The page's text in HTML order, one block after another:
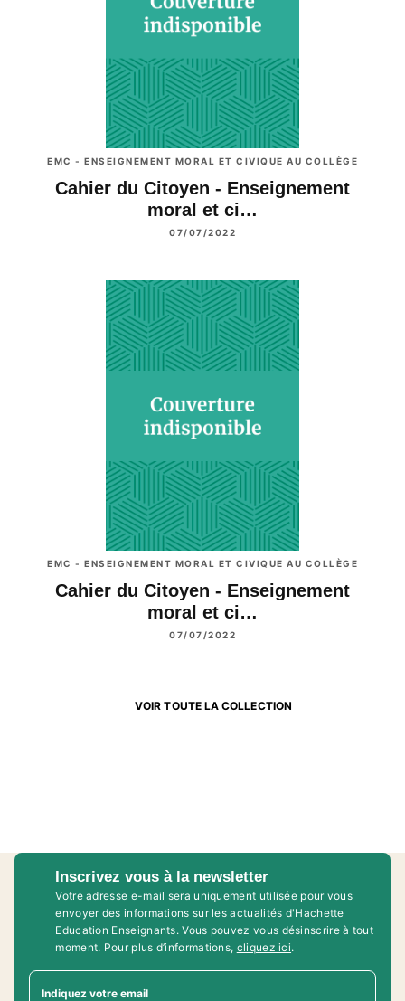
EMC - ENSEIGNEMENT MORAL ET CIVIQUE AU COLLÈGE
Cahier du Citoyen - Enseignement
moral et ci…
07/07/2022
EMC - ENSEIGNEMENT MORAL ET CIVIQUE AU COLLÈGE
Cahier du Citoyen - Enseignement
moral et ci…
07/07/2022
VOIR TOUTE LA COLLECTION
Inscrivez vous à la newsletter
Votre adresse e-mail sera uniquement utilisée pour vous
envoyer des informations sur les actualités d'Hachette
Education Enseignants. Vous pouvez vous désinscrire à tout
moment. Pour plus d’informations, cliquez ici.
Indiquez votre email